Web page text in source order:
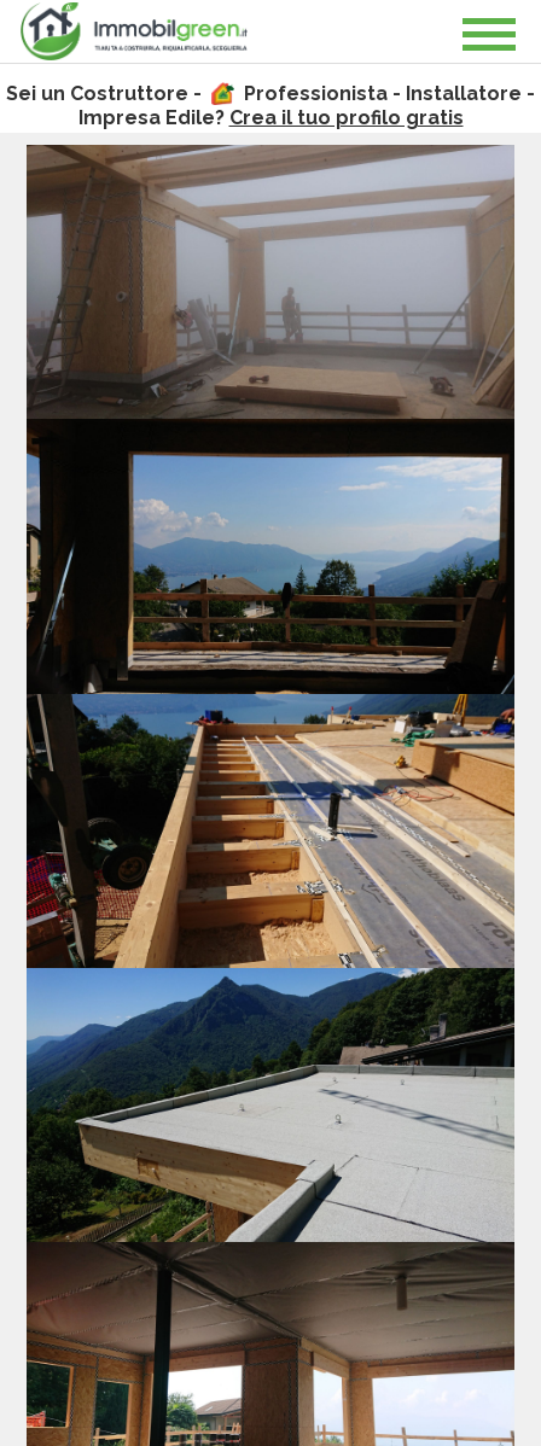
Sei un Costruttore -
Professionista - Installatore -
Impresa Edile? Crea il tuo profilo gratis